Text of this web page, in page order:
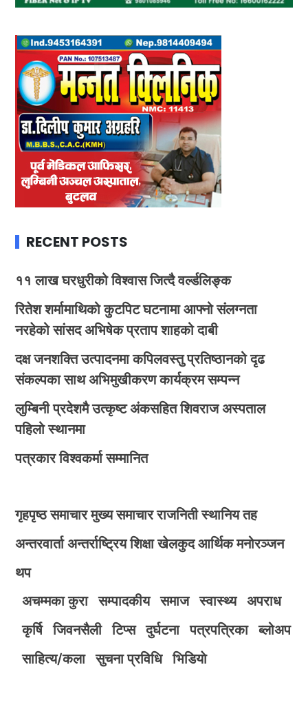
RECENT POSTS
११ लाख घरधुरीको विश्वास जित्दै वर्ल्डलिङ्क
रितेश शर्मामाथिको कुटपिट घटनामा आफ्नो संलग्नता
नरहेको सांसद अभिषेक प्रताप शाहको दाबी
दक्ष जनशक्ति उत्पादनमा कपिलवस्तु प्रतिष्ठानको दृढ
संकल्पका साथ अभिमुखीकरण कार्यक्रम सम्पन्न
लुम्बिनी प्रदेशमै उत्कृष्ट अंकसहित शिवराज अस्पताल
पहिलो स्थानमा
पत्रकार विश्वकर्मा सम्मानित
गृहपृष्ठ समाचार मुख्य समाचार राजनिती स्थानिय तह
अन्तरवार्ता अन्तर्राष्ट्रिय शिक्षा खेलकुद आर्थिक मनोरञ्जन
थप
अचम्मका कुरा
सम्पादकीय समाज स्वास्थ्य
अपराध
कृर्षि
जिवनसैली टिप्स दुर्घटना पत्रपत्रिका
ब्लोअप
साहित्य/कला
सुचना प्रविधि भिडियाे